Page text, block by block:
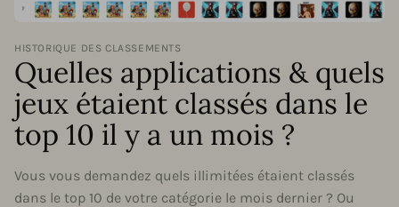
HISTORIQUE DES CLASSEMENTS
Quelles applications & quels
jeux étaient classés dans le
top 10 il y a un mois ?
Vous vous demandez quels illimitées étaient classés
dans le top 10 de votre catégorie le mois dernier ? Ou